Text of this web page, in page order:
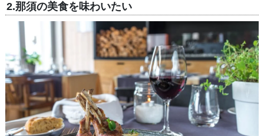
2.那須の美食を味わいたい